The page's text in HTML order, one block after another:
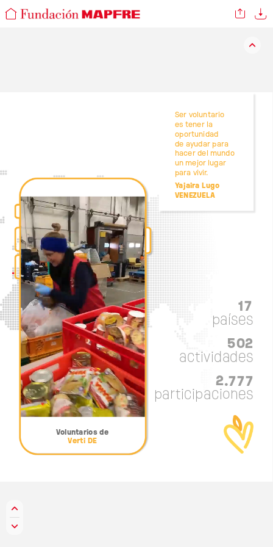
Ser voluntario
es tener la
oportunidad
de ayudar para
hacerdel mundo
un mejor lugar
para vivir.
Yajaira Lugo
VENEZUELA
países
actividades
participaciones
7
7
1
1
2
2
2
0
0
0
5
5
5
7
7
7
7
7
7
.
.
.
2
2
2
7
7
7
Voluntarios de
Verti DE